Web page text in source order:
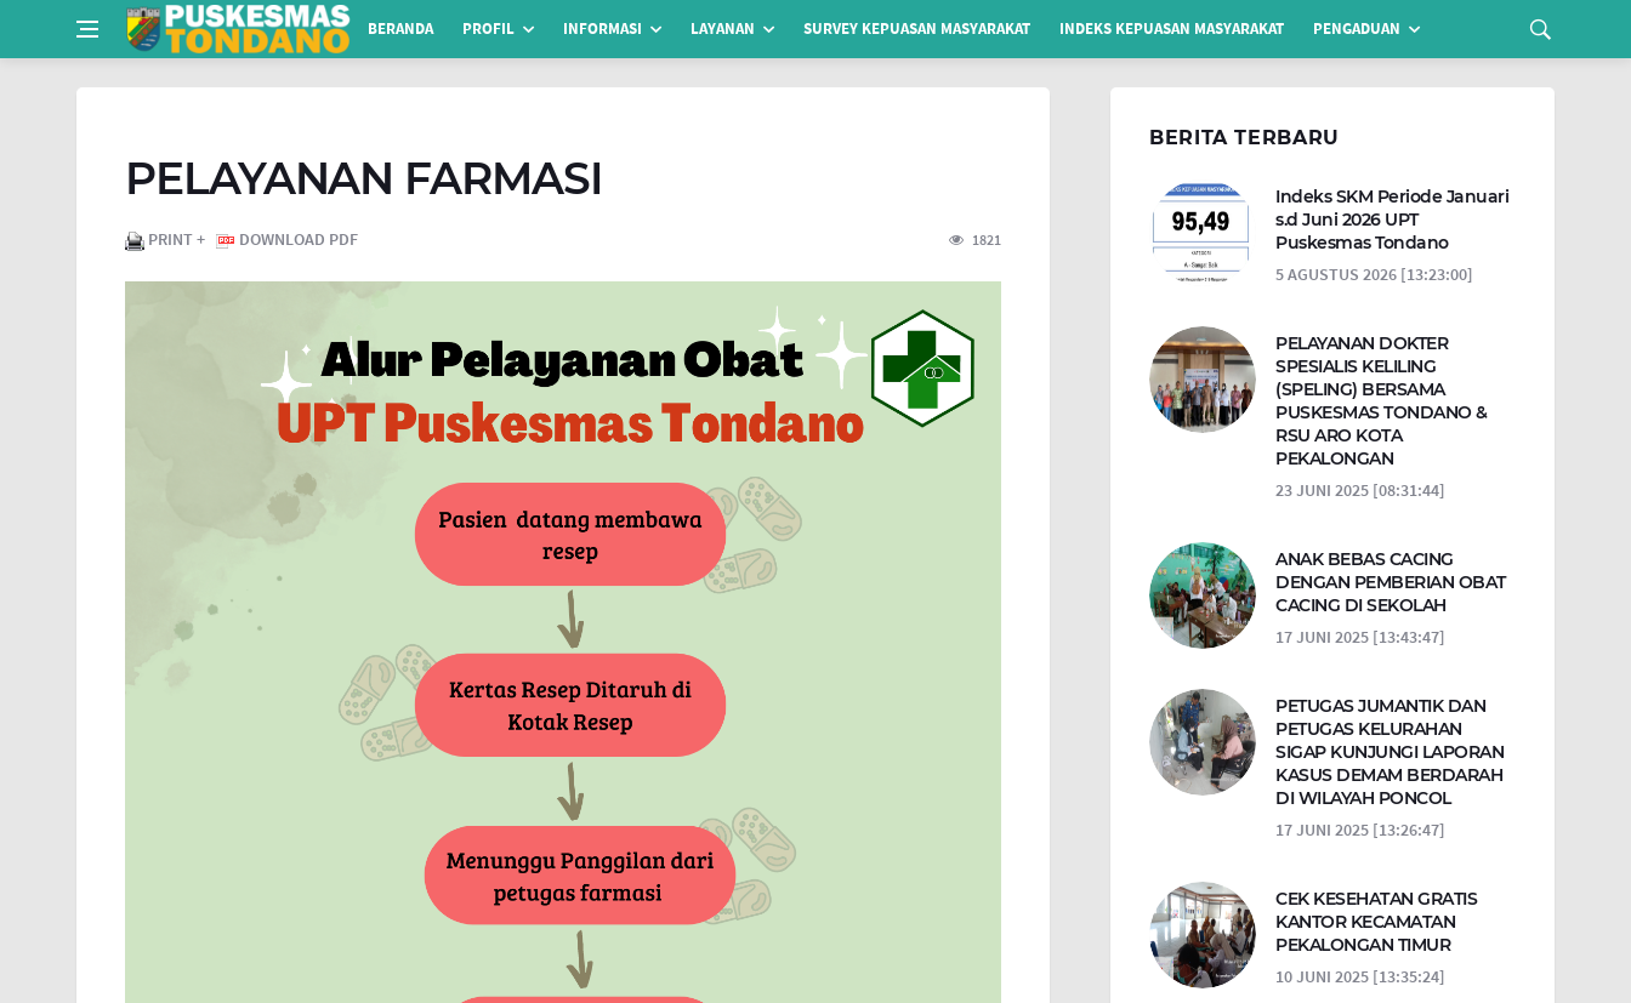
BERANDA PROFIL INFORMASI LAYANAN SURVEY KEPUASAN MASYARAKAT INDEKS KEPUASAN MASYARAKAT PENGADUAN
PELAYANAN FARMASI
PRINT + DOWNLOAD PDF 1821
BERITA TERBARU
Indeks SKM Periode Januari
s.d Juni 2026 UPT
Puskesmas Tondano
5 AGUSTUS 2026 [13:23:00]
PELAYANAN DOKTER
SPESIALIS KELILING
(SPELING) BERSAMA
PUSKESMAS TONDANO &
RSU ARO KOTA
PEKALONGAN
23 JUNI 2025 [08:31:44]
ANAK BEBAS CACING
DENGAN PEMBERIAN OBAT
CACING DI SEKOLAH
17 JUNI 2025 [13:43:47]
PETUGAS JUMANTIK DAN
PETUGAS KELURAHAN
SIGAP KUNJUNGI LAPORAN
KASUS DEMAM BERDARAH
DI WILAYAH PONCOL
17 JUNI 2025 [13:26:47]
CEK KESEHATAN GRATIS
KANTOR KECAMATAN
PEKALONGAN TIMUR
10 JUNI 2025 [13:35:24]